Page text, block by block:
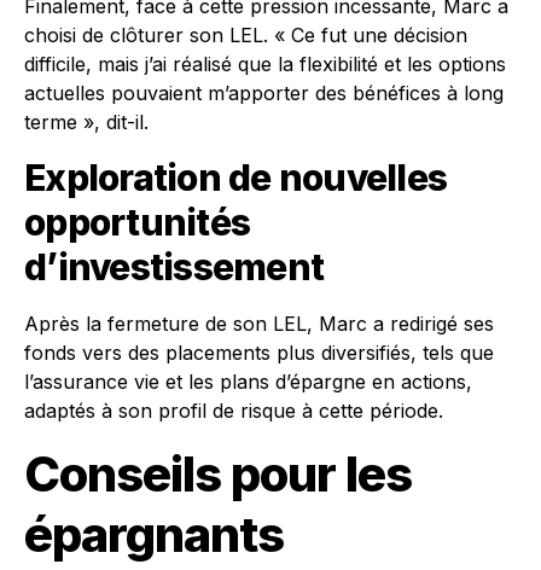
Finalement, face à cette pression incessante, Marc a
choisi de clôturer son LEL. « Ce fut une décision
difficile, mais j’ai réalisé que la flexibilité et les options
actuelles pouvaient m’apporter des bénéfices à long
terme », dit-il.
Exploration de nouvelles
opportunités
d’investissement
Après la fermeture de son LEL, Marc a redirigé ses
fonds vers des placements plus diversifiés, tels que
l’assurance vie et les plans d’épargne en actions,
adaptés à son profil de risque à cette période.
Conseils pour les
épargnants